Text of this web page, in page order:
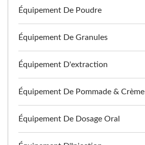
Équipement De Poudre
Équipement De Granules
Équipement D'extraction
Équipement De Pommade & Crème
Équipement De Dosage Oral